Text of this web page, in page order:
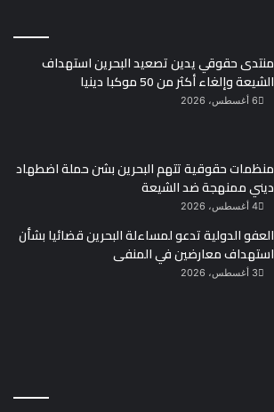
منتدى حقوقي يدين تصعيد البحرين استهداف
الشيعة وإلغاء أكثر من 50 موكبا دينيا
6 أغسطس، 2026
منظمات حقوقية تتهم البحرين بشن حملة اضطهاد
ديني ممنهجة ضد الشيعة
4 أغسطس، 2026
العفو الدولية تدعو لمساءلة البحرين قضائيا بشأن
استهداف معارضين في المنفى
3 أغسطس، 2026